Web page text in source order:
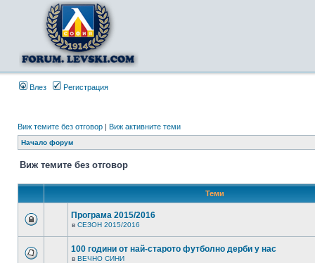
Влез Регистрация
Виж темите без отговор | Виж активните теми
Начало форум
Виж темите без отговор
Теми
Програма 2015/2016
в СЕЗОН 2015/2016
100 години от най-старото футболно дерби у нас
в ВЕЧНО СИНИ